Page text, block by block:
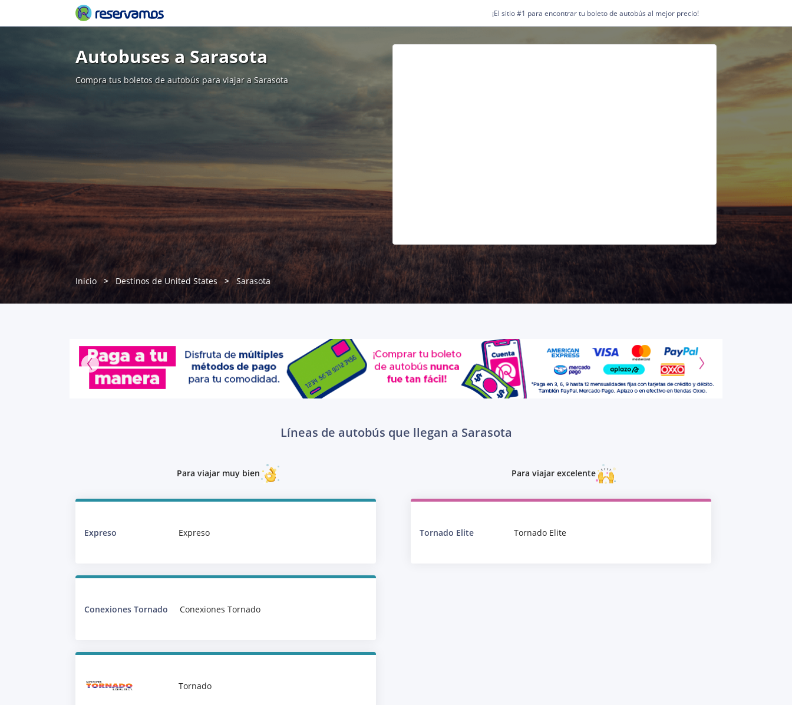
¡El sitio #1 para encontrar tu boleto de autobús al mejor precio!
Autobuses a Sarasota
Compra tus boletos de autobús para viajar a Sarasota
Inicio Destinos de United States Sarasota
Líneas de autobús que llegan a Sarasota
Para viajar muy bien
Expreso Expreso
Conexiones Tornado Conexiones Tornado
Tornado
Para viajar excelente
Tornado Elite Tornado Elite